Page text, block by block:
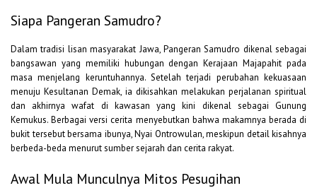
Siapa Pangeran Samudro?
Dalam tradisi lisan masyarakat Jawa, Pangeran Samudro dikenal sebagai
bangsawan yang memiliki hubungan dengan Kerajaan Majapahit pada
masa menjelang keruntuhannya. Setelah terjadi perubahan kekuasaan
menuju Kesultanan Demak, ia dikisahkan melakukan perjalanan spiritual
dan akhirnya wafat di kawasan yang kini dikenal sebagai Gunung
Kemukus. Berbagai versi cerita menyebutkan bahwa makamnya berada di
bukit tersebut bersama ibunya, Nyai Ontrowulan, meskipun detail kisahnya
berbeda-beda menurut sumber sejarah dan cerita rakyat.
Awal Mula Munculnya Mitos Pesugihan